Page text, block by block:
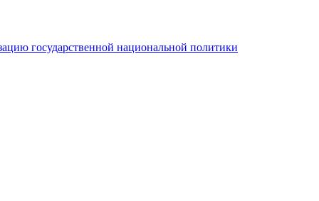
государственной национальной политики